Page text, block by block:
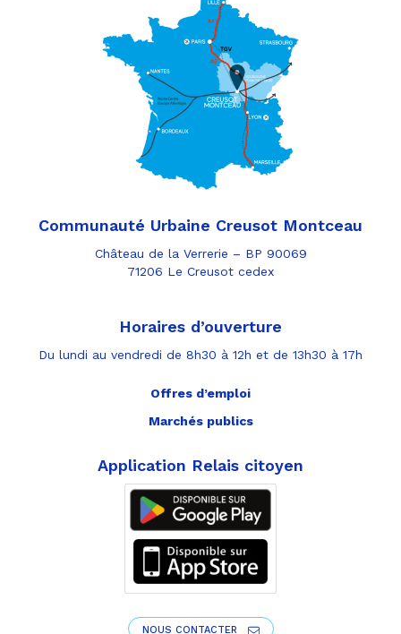
Communauté Urbaine Creusot Montceau
Château de la Verrerie – BP 90069
71206 Le Creusot cedex
Horaires d’ouverture
Du lundi au vendredi de 8h30 à 12h et de 13h30 à 17h
Offres d’emploi
Marchés publics
Application Relais citoyen
NOUS CONTACTER